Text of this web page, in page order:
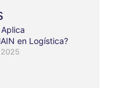
en Logística?